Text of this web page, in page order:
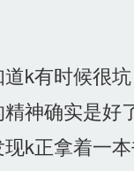
k有时候很
神确实是好
k正拿着一